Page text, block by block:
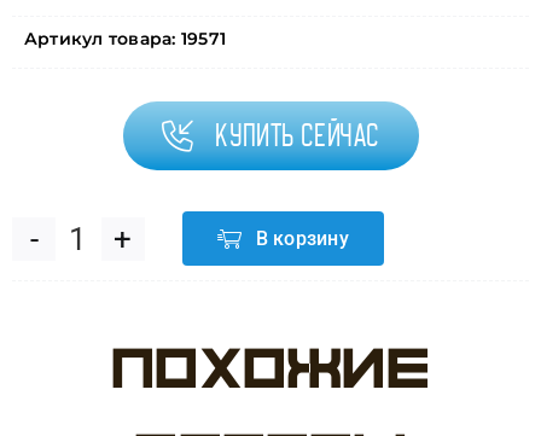
Артикул товара: 19571
Купить сейчас
Количество
Шар
В корзину
Похожие